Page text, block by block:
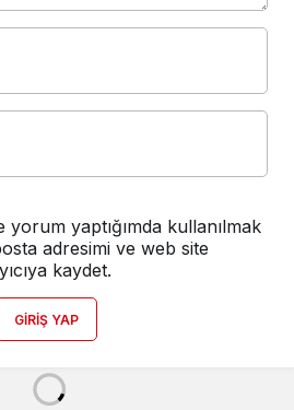
yorum yaptığımda kullanılmak
adresimi ve web site
kaydet.
GIRIŞ YAP